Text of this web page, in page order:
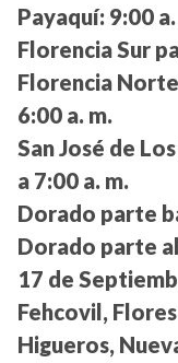
Payaquí: 9:00
Florencia Sur
Florencia
6:00 a. m.
San José de
a 7:00 a. m.
Dorado parte
Dorado parte
17 de
Fehcovil,
Higueros,